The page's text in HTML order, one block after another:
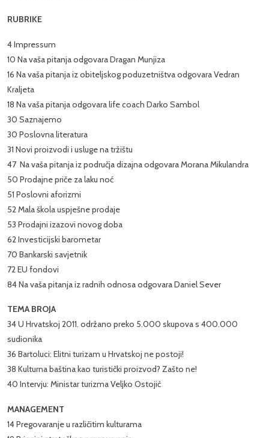
RUBRIKE
4 Impressum
10 Na vaša pitanja odgovara Dragan Munjiza
16 Na vaša pitanja iz obiteljskog poduzetništva odgovara Vedran
Kraljeta
18 Na vaša pitanja odgovara life coach Darko Sambol
30 Saznajemo
30 Poslovna literatura
31 Novi proizvodi i usluge na tržištu
47 Na vaša pitanja iz područja dizajna odgovara Morana Mikulandra
50 Prodajne priče za laku noć
51 Poslovni aforizmi
52 Mala škola uspješne prodaje
53 Prodajni izazovi novog doba
62 Investicijski barometar
70 Bankarski savjetnik
72 EU fondovi
84 Na vaša pitanja iz radnih odnosa odgovara Daniel Sever
TEMA BROJA
34 U Hrvatskoj 2011. održano preko 5.000 skupova s 400.000
sudionika
36 Bartoluci: Elitni turizam u Hrvatskoj ne postoji!
38 Kulturna baština kao turistički proizvod? Zašto ne!
40 Intervju: Ministar turizma Veljko Ostojić
MANAGEMENT
14 Pregovaranje u različitim kulturama